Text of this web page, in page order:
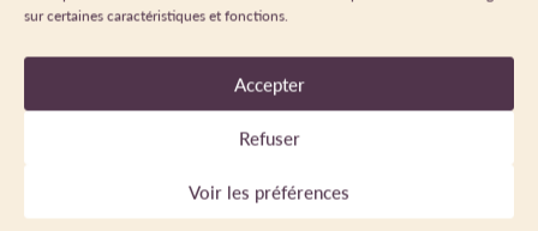
sur certaines caractéristiques et fonctions.
Accepter
Refuser
Voir les préférences
Leaflet| ©OpenStreetMap